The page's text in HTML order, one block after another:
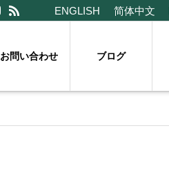
ENGLISH 简体中文
お問い合わせ ブログ